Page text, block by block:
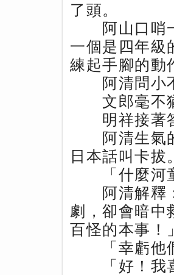
了頭。
阿山口哨一
一個是四年級
練起手腳的動
阿清問小不
文郎毫不猶
明祥接著答
阿清生氣的
日本話叫卡拔
「什麼河童
阿清解釋：
劇，卻會暗中
百怪的本事！
「幸虧他們
「好！我喜